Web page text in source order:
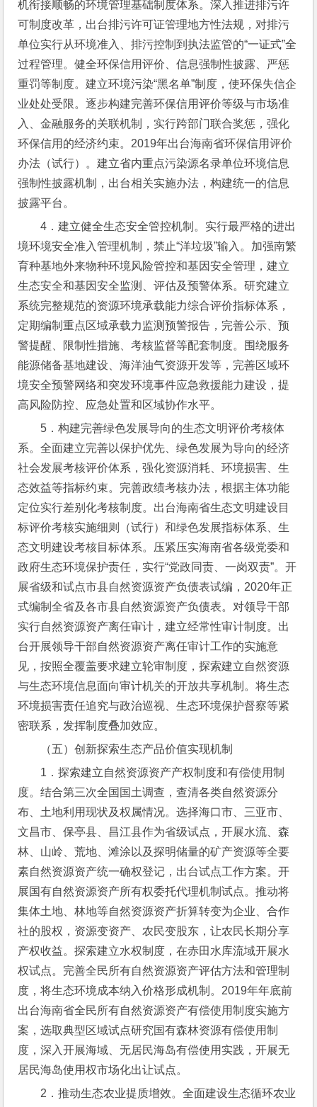
机衔接顺畅的环境管理基础制度体系。深入推进排污许
可制度改革，出台排污许可证管理地方性法规，对排污
单位实行从环境准入、排污控制到执法监管的“一证式”全
过程管理。健全环保信用评价、信息强制性披露、严惩
重罚等制度。建立环境污染“黑名单”制度，使环保失信企
业处处受限。逐步构建完善环保信用评价等级与市场准
入、金融服务的关联机制，实行跨部门联合奖惩，强化
环保信用的经济约束。2019年出台海南省环保信用评价
办法（试行）。建立省内重点污染源名录单位环境信息
强制性披露机制，出台相关实施办法，构建统一的信息
披露平台。
4．建立健全生态安全管控机制。实行最严格的进出
境环境安全准入管理机制，禁止“洋垃圾”输入。加强南繁
育种基地外来物种环境风险管控和基因安全管理，建立
生态安全和基因安全监测、评估及预警体系。研究建立
系统完整规范的资源环境承载能力综合评价指标体系，
定期编制重点区域承载力监测预警报告，完善公示、预
警提醒、限制性措施、考核监督等配套制度。围绕服务
能源储备基地建设、海洋油气资源开发等，完善区域环
境安全预警网络和突发环境事件应急救援能力建设，提
高风险防控、应急处置和区域协作水平。
5．构建完善绿色发展导向的生态文明评价考核体
系。全面建立完善以保护优先、绿色发展为导向的经济
社会发展考核评价体系，强化资源消耗、环境损害、生
态效益等指标约束。完善政绩考核办法，根据主体功能
定位实行差别化考核制度。出台海南省生态文明建设目
标评价考核实施细则（试行）和绿色发展指标体系、生
态文明建设考核目标体系。压紧压实海南省各级党委和
政府生态环境保护责任，实行“党政同责、一岗双责”。开
展省级和试点市县自然资源资产负债表试编，2020年正
式编制全省及各市县自然资源资产负债表。对领导干部
实行自然资源资产离任审计，建立经常性审计制度。出
台开展领导干部自然资源资产离任审计工作的实施意
见，按照全覆盖要求建立轮审制度，探索建立自然资源
与生态环境信息面向审计机关的开放共享机制。将生态
环境损害责任追究与政治巡视、生态环境保护督察等紧
密联系，发挥制度叠加效应。
（五）创新探索生态产品价值实现机制
1．探索建立自然资源资产产权制度和有偿使用制
度。结合第三次全国国土调查，查清各类自然资源分
布、土地利用现状及权属情况。选择海口市、三亚市、
文昌市、保亭县、昌江县作为省级试点，开展水流、森
林、山岭、荒地、滩涂以及探明储量的矿产资源等全要
素自然资源资产统一确权登记，出台试点工作方案。开
展国有自然资源资产所有权委托代理机制试点。推动将
集体土地、林地等自然资源资产折算转变为企业、合作
社的股权，资源变资产、农民变股东，让农民长期分享
产权收益。探索建立水权制度，在赤田水库流域开展水
权试点。完善全民所有自然资源资产评估方法和管理制
度，将生态环境成本纳入价格形成机制。2019年年底前
出台海南省全民所有自然资源资产有偿使用制度实施方
案，选取典型区域试点研究国有森林资源有偿使用制
度，深入开展海域、无居民海岛有偿使用实践，开展无
居民海岛使用权市场化出让试点。
2．推动生态农业提质增效。全面建设生态循环农业